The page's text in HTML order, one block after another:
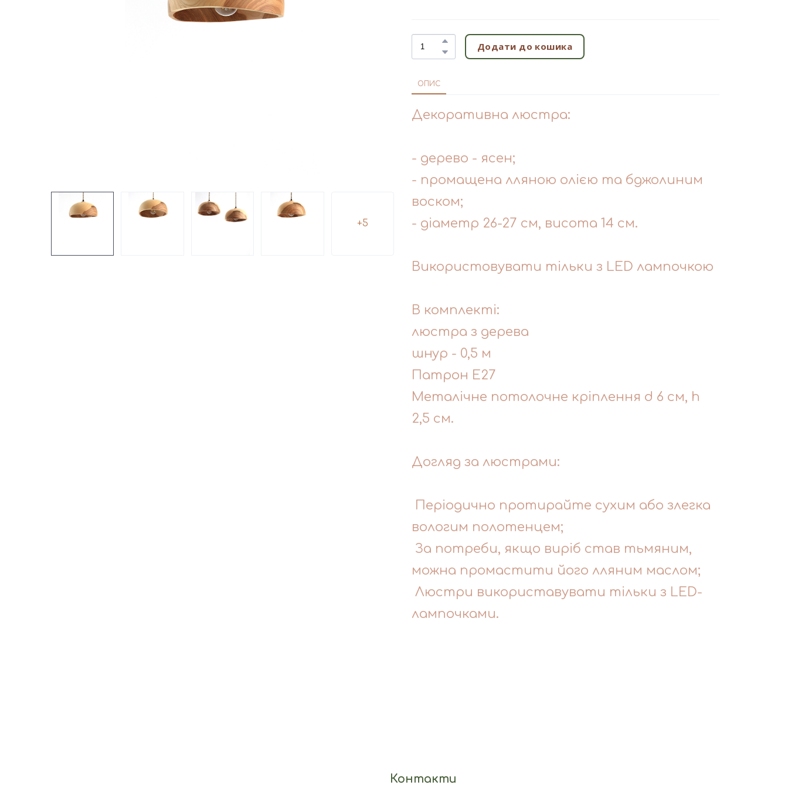
+5
Додати до кошика
ОПИС
Декоративна люстра:
- дерево - ясен;
- промащена лляною олією та бджолиним
воском;
- діаметр 26-27 см, висота 14 см.
Використовувати тільки з LED лампочкою
В комплекті:
люстра з дерева
шнур - 0,5 м
Патрон Е27
Металічне потолочне кріплення d 6 см, h
2,5 см.
Догляд за люстрами:
Періодично протирайте сухим або злегка
вологим полотенцем;
За потреби, якщо виріб став тьмяним,
можна промастити його лляним маслом;
Люстри використавувати тільки з LED-
лампочками.
Контакти